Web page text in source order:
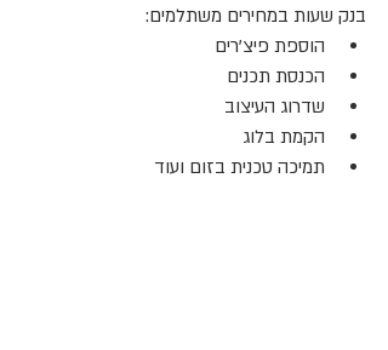
בנק שעות במחירים משתלמים:
הוספת פיצ'רים
הכנסת תכנים
שדרוג העיצוב
הקמת בלוג
תמיכה טכנית בזום ועוד